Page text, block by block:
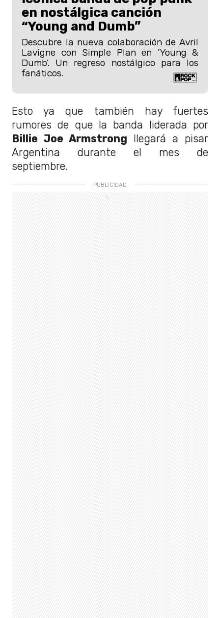
en nostálgica canción
“Young and Dumb”
Descubre la nueva colaboración de Avril
Lavigne con Simple Plan en ’Young &
Dumb’. Un regreso nostálgico para los
fanáticos.
Esto ya que también hay fuertes
rumores de que la banda liderada por
Billie Joe Armstrong llegará a pisar
Argentina durante el mes de
septiembre.